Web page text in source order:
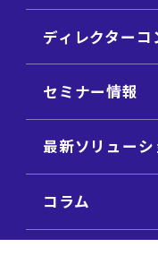
ディレクター
セミナー情報
最新ソリューシ
コラム